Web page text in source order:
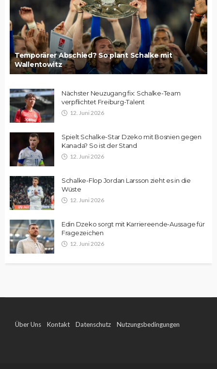
Temporärer Abschied? So plant Schalke mit
Wallentowitz
Nächster Neuzugang fix: Schalke-Team
verpflichtet Freiburg-Talent
12. Juni 2026
Spielt Schalke-Star Dzeko mit Bosnien gegen
Kanada? So ist der Stand
12. Juni 2026
Schalke-Flop Jordan Larsson zieht es in die
Wüste
12. Juni 2026
Edin Dzeko sorgt mit Karriereende-Aussage für
Fragezeichen
12. Juni 2026
Über Uns Kontakt Datenschutz Nutzungsbedingungen